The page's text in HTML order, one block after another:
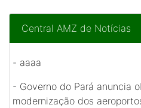
Central AMZ de Notícias
- aaaa
- Governo do Pará anuncia
modernização dos